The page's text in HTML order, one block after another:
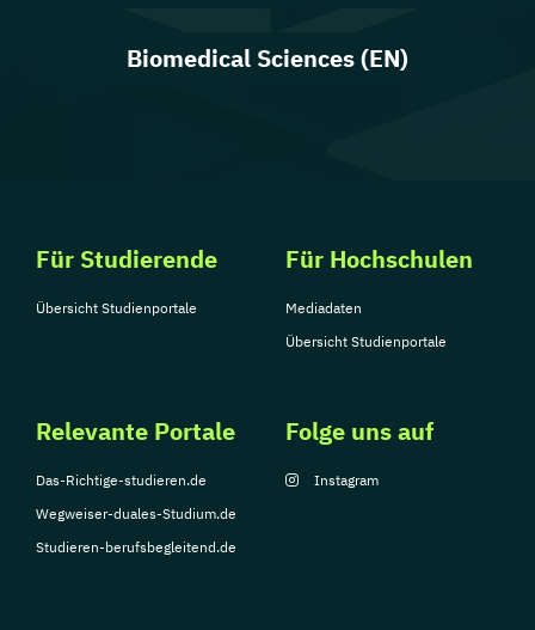
Biomedical Sciences (EN)
Für Studierende
Übersicht Studienportale
Für Hochschulen
Mediadaten
Übersicht Studienportale
Relevante Portale
Das-Richtige-studieren.de
Wegweiser-duales-Studium.de
Studieren-berufsbegleitend.de
Folge uns auf
Instagram